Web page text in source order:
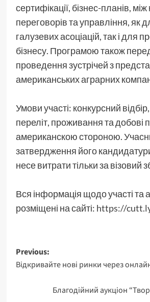
сертифікації, бізнес-планів,
переговорів та управління, як
галузевих асоціацій, так і для
бізнесу. Програмою також
проведення зустрічей з
американських аграрних
Умови участі: конкурсний
переліт, проживання та добові
американскою стороною.
затвердження його
несе витрати тільки за візовий
Вся інформація щодо участі та
розміщені на сайті: https://
Post
navigation
Previous:
Відкривайте нові ринки через
Благодійний аукціон